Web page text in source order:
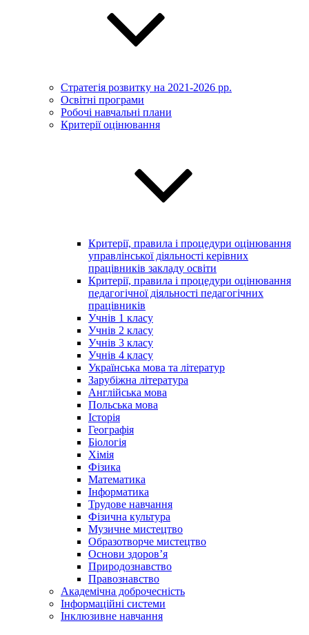
Стратегія розвитку на 2021-2026 рр.
Освітні програми
Робочі навчальні плани
Критерії оцінювання
Критерії, правила і процедури оцінювання
управлінської діяльності керівних
працівників закладу освіти
Критерії, правила і процедури оцінювання
педагогічної діяльності педагогічних
працівників
Учнів 1 класу
Учнів 2 класу
Учнів 3 класу
Учнів 4 класу
Українська мова та літератур
Зарубіжна література
Англійська мова
Польська мова
Історія
Географія
Біологія
Хімія
Фізика
Математика
Інформатика
Трудове навчання
Фізична культура
Музичне мистецтво
Образотворче мистецтво
Основи здоров’я
Природознавство
Правознавство
Академічна доброчесність
Інформаційні системи
Інклюзивне навчання